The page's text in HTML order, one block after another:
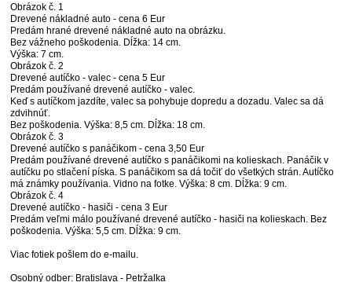
Obrázok č. 1
Drevené nákladné auto - cena 6 Eur
Predám hrané drevené nákladné auto na obrázku.
Bez vážneho poškodenia. Dĺžka: 14 cm.
Výška: 7 cm.
Obrázok č. 2
Drevené autíčko - valec - cena 5 Eur
Predám používané drevené autíčko - valec.
Keď s autíčkom jazdíte, valec sa pohybuje dopredu a dozadu. Valec sa dá
zdvihnúť.
Bez poškodenia. Výška: 8,5 cm. Dĺžka: 18 cm.
Obrázok č. 3
Drevené autíčko s panáčikom - cena 3,50 Eur
Predám používané drevené autíčko s panáčikomi na kolieskach. Panáčik v
autíčku po stlačení píska. S panáčikom sa dá točiť do všetkých strán. Autíčko
má známky používania. Vidno na fotke. Výška: 8 cm. Dĺžka: 9 cm.
Obrázok č. 4
Drevené autíčko - hasiči - cena 3 Eur
Predám veľmi málo používané drevené autíčko - hasiči na kolieskach. Bez
poškodenia. Výška: 5,5 cm. Dĺžka: 9 cm.
Viac fotiek pošlem do e-mailu.
Osobný odber: Bratislava - Petržalka